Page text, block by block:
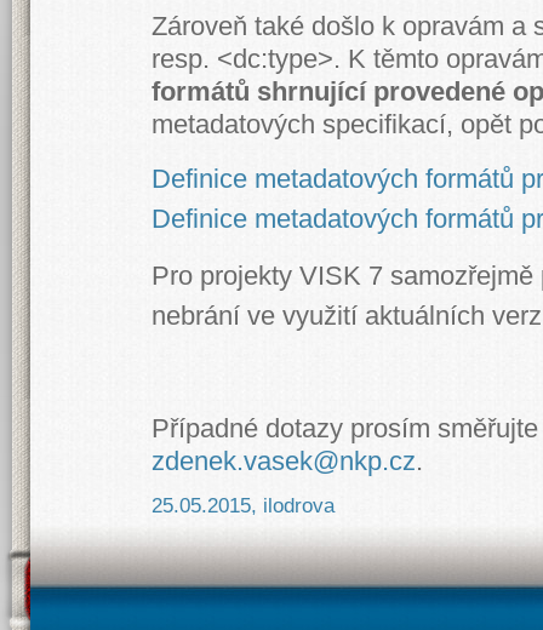
Zároveň také došlo k opravám a
resp. <dc:type>. K těmto
formátů shrnující provedené
metadatových specifikací, opět
Definice metadatových formátů
Definice metadatových formátů
Pro projekty VISK 7
nebrání ve využití aktuálních
Případné dotazy prosím
zdenek.vasek@nkp.cz.
25.05.2015, ilodrova